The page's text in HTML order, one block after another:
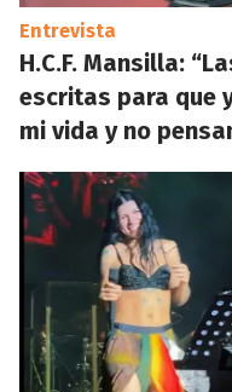
Entrevista
H.C.F. Mansilla:
escritas para que
mi vida y no